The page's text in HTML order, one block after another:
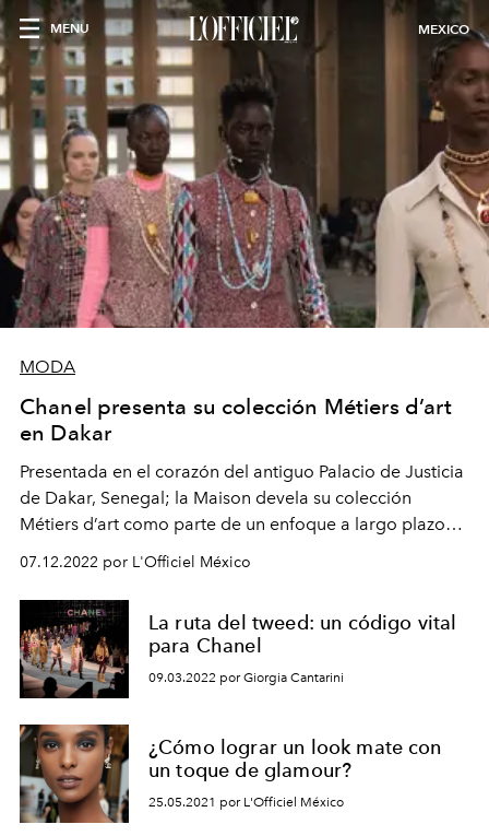
MENU MEXICO
MODA
Chanel presenta su colección Métiers d’art
en Dakar
Presentada en el corazón del antiguo Palacio de Justicia
de Dakar, Senegal; la Maison devela su colección
Métiers d’art como parte de un enfoque a largo plazo
donde Chanel contribuirá a la renovación del palacio.
07.12.2022 por L'Officiel México
La ruta del tweed: un código vital
para Chanel
09.03.2022 por Giorgia Cantarini
¿Cómo lograr un look mate con
un toque de glamour?
25.05.2021 por L'Officiel México